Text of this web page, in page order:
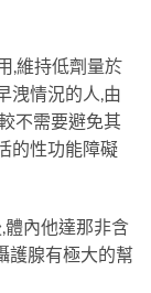
,維持低劑量於
洩情況的人,由
不需要避免其
的性功能障礙
體內他達那非含
護腺有極大的幫